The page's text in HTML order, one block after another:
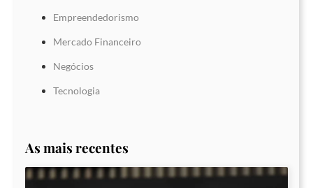
Empreendedorismo
Mercado Financeiro
Negócios
Tecnologia
As mais recentes